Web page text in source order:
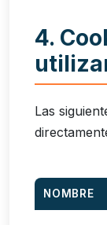
4.
Las
NOMBRE